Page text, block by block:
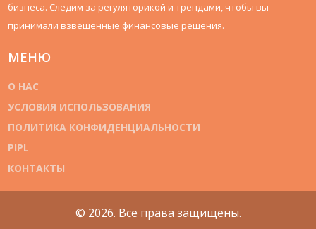
бизнеса. Следим за регуляторикой и трендами, чтобы вы
принимали взвешенные финансовые решения.
МЕНЮ
О НАС
УСЛОВИЯ ИСПОЛЬЗОВАНИЯ
ПОЛИТИКА КОНФИДЕНЦИАЛЬНОСТИ
PIPL
КОНТАКТЫ
© 2026. Все права защищены.